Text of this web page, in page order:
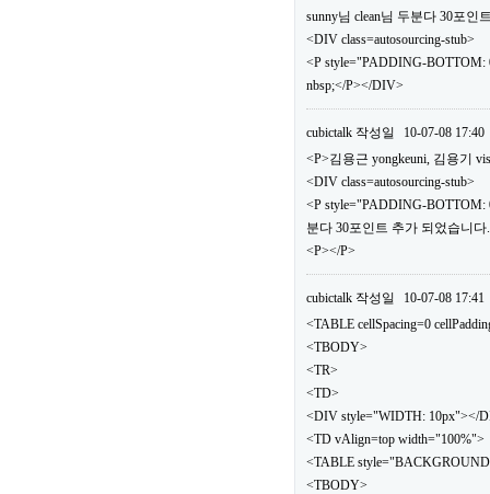
sunny님 clean님 두분다 30포
<DIV class=autosourcing-stub>
<P style="PADDING-
nbsp;</P></DIV>
cubictalk 작성일
10-07-08 17:40
<P>김용근 yongkeuni, 김용기
<DIV class=autosourcing-stub>
<P style="PADDING-
분다 30포인트 추가 되었습니
<P></P>
cubictalk 작성일
10-07-08 17:41
<TABLE cellSpacing=0
<TBODY>
<TR>
<TD>
<DIV style="WIDTH: 10px"></
<TD vAlign=top width="100%">
<TABLE style="BACKGROUND:
<TBODY>